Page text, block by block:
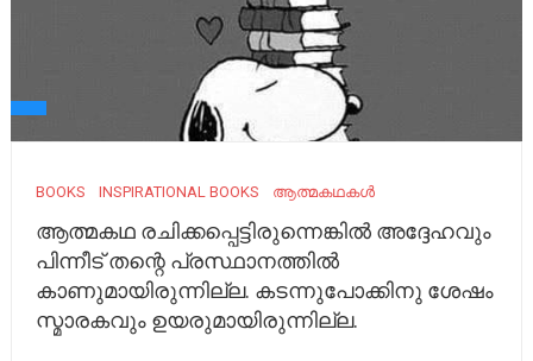
BOOKS INSPIRATIONAL BOOKS ആത്മകഥകൾ
ആത്മകഥ രചിക്കപ്പെട്ടിരുന്നെങ്കിൽ അദ്ദേഹവും
പിന്നീട് തന്റെ പ്രസ്ഥാനത്തിൽ
കാണുമായിരുന്നില്ല. കടന്നുപോക്കിനു ശേഷം
സ്മാരകവും ഉയരുമായിരുന്നില്ല.